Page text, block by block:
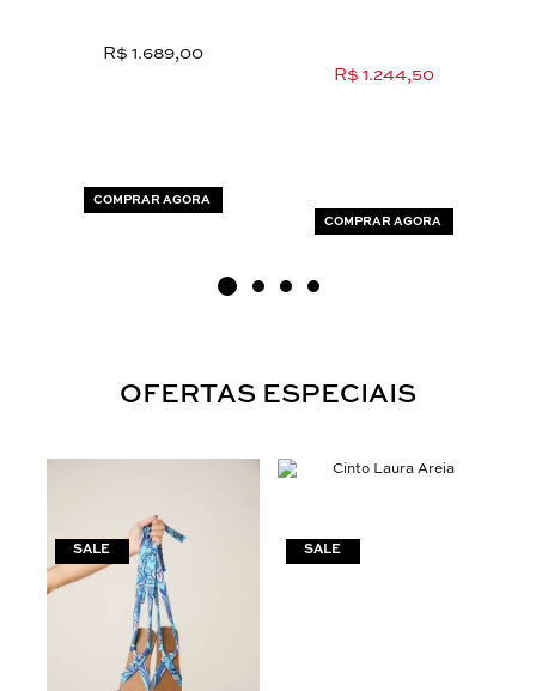
R$ 1.689,00
COMPRAR AGORA
R$ 1.244,50
COMPRAR AGORA
OFERTAS ESPECIAIS